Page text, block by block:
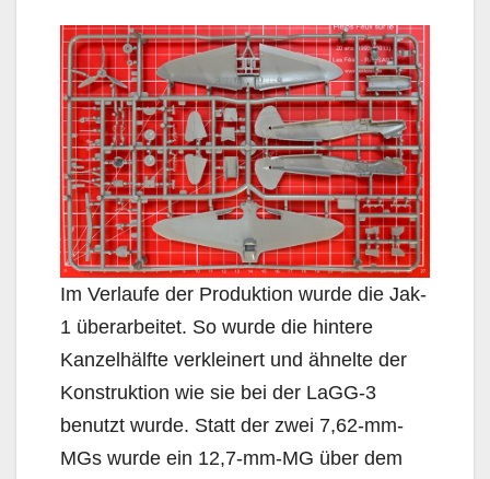
Im Verlaufe der Produktion wurde die Jak-
1 überarbeitet. So wurde die hintere
Kanzelhälfte verkleinert und ähnelte der
Konstruktion wie sie bei der LaGG-3
benutzt wurde. Statt der zwei 7,62-mm-
MGs wurde ein 12,7-mm-MG über dem